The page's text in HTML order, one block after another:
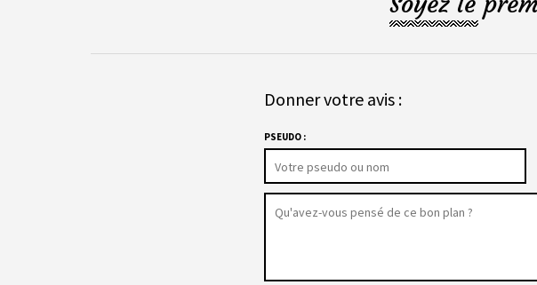
Donner votre avis :
PSEUDO :